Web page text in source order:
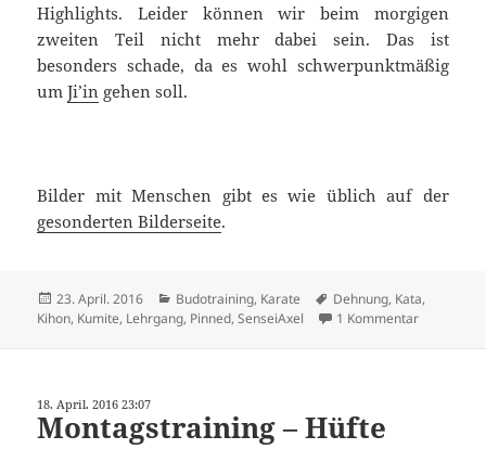
Highlights. Leider können wir beim morgigen
zweiten Teil nicht mehr dabei sein. Das ist
besonders schade, da es wohl schwerpunktmäßig
umJi’in gehen soll.
Bilder mit Menschen gibt es wie üblich auf der
gesonderten Bilderseite.
Veröffentlicht
am
23. April. 2016 Kategorien
Budotraining, Karate Schlagwörter
Dehnung, Kata,
Kihon, Kumite, Lehrgang, Pinned,SenseiAxel 1 Kommentarzu
18. April. 2016 23:07
Montagstraining – Hüfte